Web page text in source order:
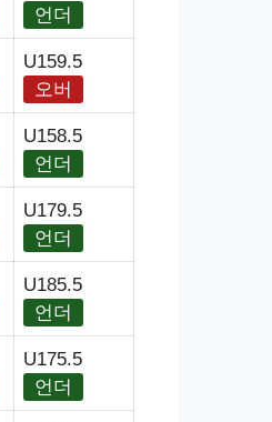
언더
U159.5
오버
U158.5
언더
U179.5
언더
U185.5
언더
U175.5
언더